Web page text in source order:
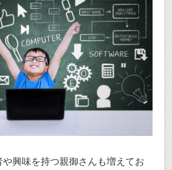
興味を持つ親御さんも増えてお